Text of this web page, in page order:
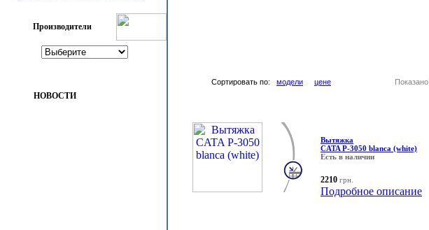
Производители
НОВОСТИ
Сортировать по: модели цене Показано
Вытяжка
CATA P-3050 blanca (white)
Есть в наличии
2210 грн.
Подробное описание